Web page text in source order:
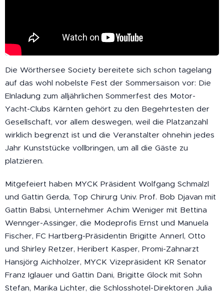
Die Wörthersee Society bereitete sich schon tagelang
auf das wohl nobelste Fest der Sommersaison vor: Die
EInladung zum alljährlichen Sommerfest des Motor-
Yacht-Clubs Kärnten gehört zu den Begehrtesten der
Gesellschaft, vor allem deswegen, weil die Platzanzahl
wirklich begrenzt ist und die Veranstalter ohnehin jedes
Jahr Kunststücke vollbringen, um all die Gäste zu
platzieren.
Mitgefeiert haben MYCK Präsident Wolfgang Schmalzl
und Gattin Gerda, Top Chirurg Univ. Prof. Bob Djavan mit
Gattin Babsi, Unternehmer Achim Weniger mit Bettina
Wennger-Assinger, die Modeprofis Ernst und Manuela
Fischer, FC Hartberg-Präsidentin Brigitte Annerl, Otto
und Shirley Retzer, Heribert Kasper, Promi-Zahnarzt
Hansjörg Aichholzer, MYCK Vizepräsident KR Senator
Franz Iglauer und Gattin Dani, Brigitte Glock mit Sohn
Stefan, Marika Lichter, die Schlosshotel-Direktoren Julia